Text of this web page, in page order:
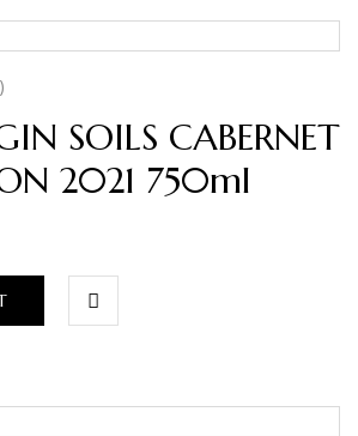
SOILS CABERNET
2021 750ml